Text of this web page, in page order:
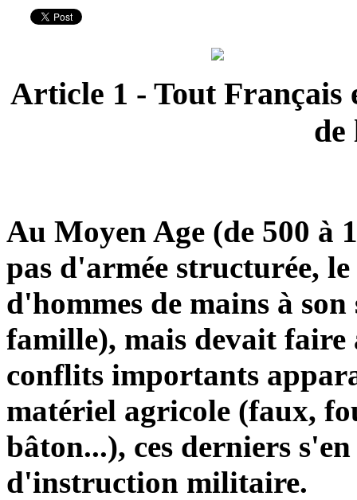
Article 1 - Tout Français
de
Au Moyen Age (de 500 à
pas d'armée structurée,
d'hommes de mains à
famille), mais devait faire
conflits importants
matériel agricole (faux,
bâton...), ces derniers
d'instruction militaire.